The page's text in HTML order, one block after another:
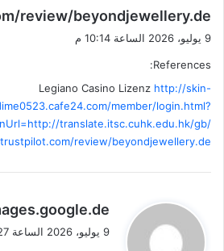
review/beyondjewellery.de
9 يوليو، 2026 الساعة 10:14 م
References:
Legiano Casino Lizenz http://skin-
member/login.html?
translate.itsc.cuhk.edu.hk/gb/
review/beyondjewellery.de
ي
ق
9 يوليو، 2026 الساعة 10:27 م